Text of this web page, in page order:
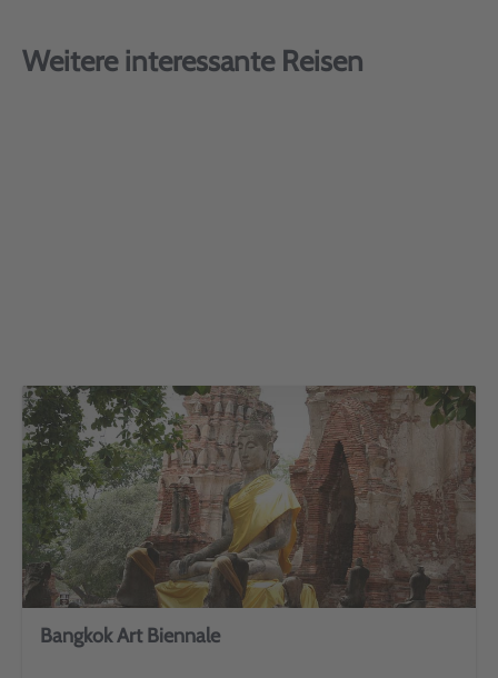
Weitere interessante Reisen
Bangkok Art Biennale